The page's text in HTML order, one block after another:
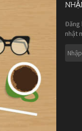
Đăng
nhật